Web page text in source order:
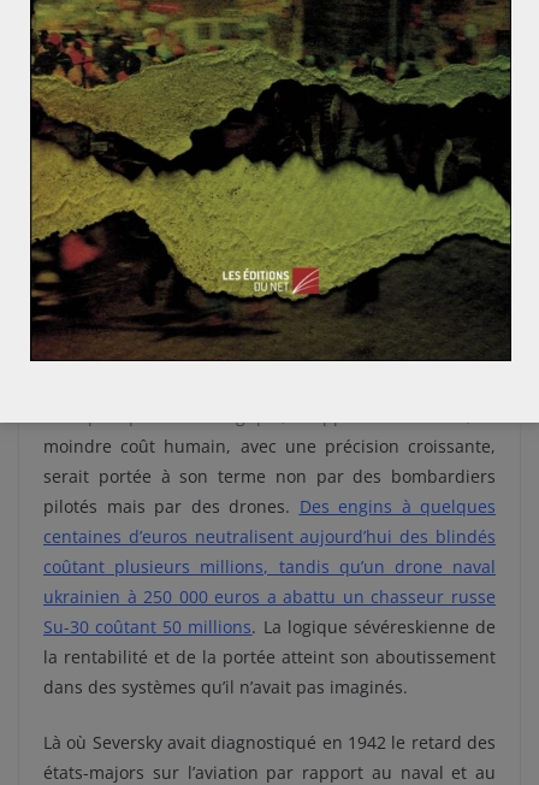
Houthis continuent de tirer. Ils n’ont pas d’industrie
aéronautique, pas de centres industriels concentrés,
pas de hiérarchie conventionnelle à décapiter.Face à
eux, la doctrine n’atout simplement pas de prise.
Le drone : héritier et fossoyeur de Seversky
C’est ici que réside la plus grande ironie intellectuelle
deVictory Through Air Power
. L’ouvrage a eu raison au-
delà de ses propres prévisions, et c’est précisément ce
succès qui révèle son dépassement.
Seversky voyait dans l’aviation le vecteur qui rendrait
moindre coût humain, avec une précision croissante,
serait portée à son terme non par des bombardiers
pilotés mais par des drones. Des engins à quelques
centaines d’euros neutralisent aujourd’hui des blindés
coûtant plusieurs millions, tandis qu’un drone naval
ukrainien à 250 000 euros a abattu un chasseur russe
Su-30 coûtant 50 millions. La logique sévéreskienne de
la rentabilité et de la portée atteint son aboutissement
dans des systèmes qu’il n’avait pas imaginés.
Là où Seversky avait diagnostiqué en 1942 le retard des
états-majors sur l’aviation par rapport au naval et au